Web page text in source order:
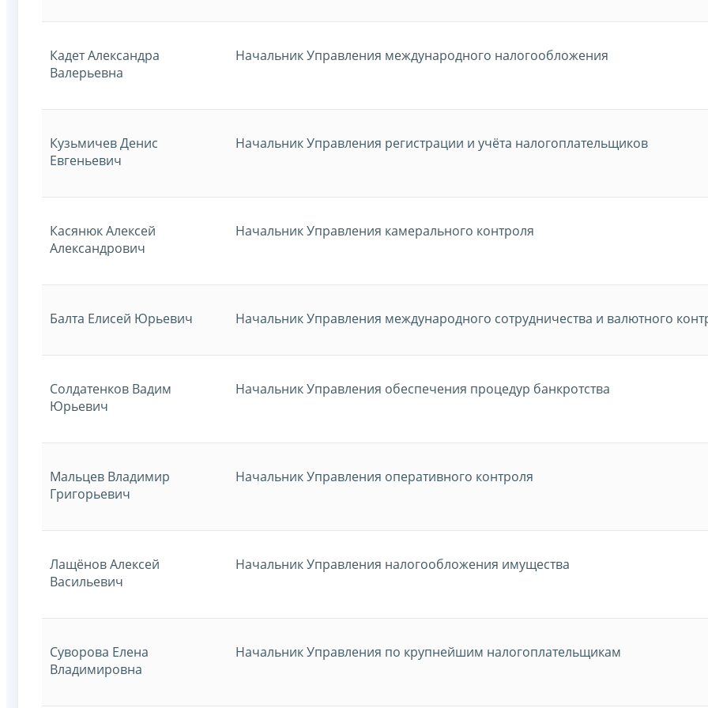
Кадет Александра
Валерьевна
Начальник Управления международного налогообложения
Кузьмичев Денис
Евгеньевич
Начальник Управления регистрации и учёта налогоплательщиков
Касянюк Алексей
Александрович
Начальник Управления камерального контроля
Балта Елисей Юрьевич Начальник Управления международного сотрудничества и валютного
Солдатенков Вадим
Юрьевич
Начальник Управления обеспечения процедур банкротства
Мальцев Владимир
Григорьевич
Начальник Управления оперативного контроля
Лащёнов Алексей
Васильевич
Начальник Управления налогообложения имущества
Суворова Елена
Владимировна
Начальник Управления по крупнейшим налогоплательщикам